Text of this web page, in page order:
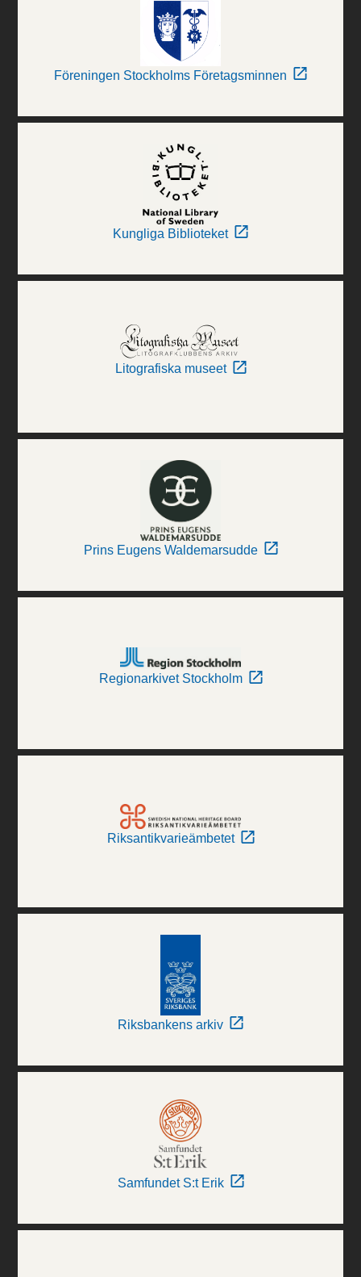
Föreningen Stockholms Företagsminnen
Kungliga Biblioteket
Litografiska museet
Prins Eugens Waldemarsudde
Regionarkivet Stockholm
Riksantikvarieämbetet
Riksbankens arkiv
Samfundet S:t Erik